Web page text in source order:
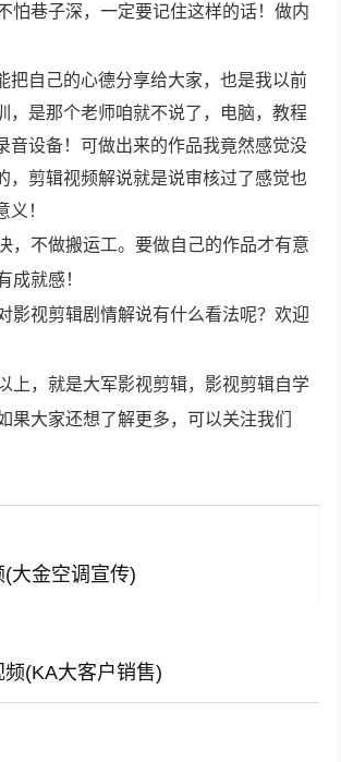
怕巷子深，一定要记住这样的话！做内
把自己的心德分享给大家，也是我以前
，是那个老师咱就不说了，电脑，教程
音设备！可做出来的作品我竟然感觉没
，剪辑视频解说就是说审核过了感觉也
义！
，不做搬运工。要做自己的作品才有意
成就感！
影视剪辑剧情解说有什么看法呢？欢迎
上，就是大军影视剪辑，影视剪辑自学
果大家还想了解更多，可以关注我们
大金空调宣传)
(KA大客户销售)